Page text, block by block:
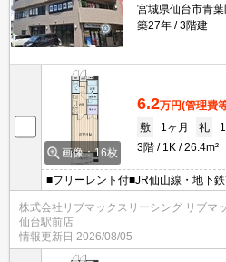
宮城県仙台市青
築27年
3階建
画像：16枚
6.2万円(管理費
敷
1ヶ月 礼
3階
1K 26.4m²
■フリーレント付■JR仙山線・地下
分、南向き・最上階の1K♪ネット使
設備充実！経済的な都市ガス！近隣
株式会社リブマックスリーシング リブマ
仙台駅前店
情報更新日 2026/08/05